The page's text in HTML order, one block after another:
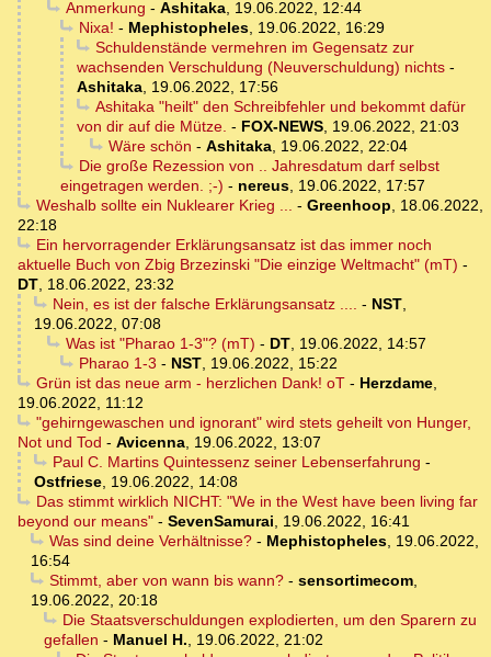
Anmerkung - Ashitaka, 19.06.2022, 12:44
Nixa! - Mephistopheles, 19.06.2022, 16:29
Schuldenstände vermehren im Gegensatz zur
wachsenden Verschuldung (Neuverschuldung) nichts -
Ashitaka, 19.06.2022, 17:56
Ashitaka "heilt" den Schreibfehler und bekommt dafür
von dir auf die Mütze. - FOX-NEWS, 19.06.2022, 21:03
Wäre schön - Ashitaka, 19.06.2022, 22:04
Die große Rezession von .. Jahresdatum darf selbst
eingetragen werden. ;-) - nereus, 19.06.2022, 17:57
Weshalb sollte ein Nuklearer Krieg ... - Greenhoop, 18.06.2022,
22:18
Ein hervorragender Erklärungsansatz ist das immer noch
aktuelle Buch von Zbig Brzezinski "Die einzige Weltmacht" (mT) -
DT, 18.06.2022, 23:32
Nein, es ist der falsche Erklärungsansatz .... - NST,
19.06.2022, 07:08
Was ist "Pharao 1-3"? (mT) - DT, 19.06.2022, 14:57
Pharao 1-3 - NST, 19.06.2022, 15:22
Grün ist das neue arm - herzlichen Dank! oT- Herzdame,
19.06.2022, 11:12
"gehirngewaschen und ignorant" wird stets geheilt von Hunger,
Not und Tod - Avicenna, 19.06.2022, 13:07
Paul C. Martins Quintessenz seiner Lebenserfahrung -
Ostfriese, 19.06.2022, 14:08
Das stimmt wirklich NICHT: "We in the West have been living far
beyond our means" - SevenSamurai, 19.06.2022, 16:41
Was sind deine Verhältnisse?- Mephistopheles, 19.06.2022,
16:54
Stimmt, aber von wann bis wann?- sensortimecom,
19.06.2022, 20:18
Die Staatsverschuldungen explodierten, um den Sparern zu
gefallen - Manuel H., 19.06.2022, 21:02